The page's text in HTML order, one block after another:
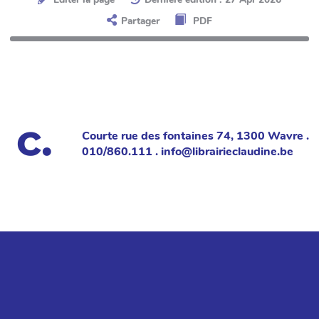
Partager
PDF
Courte rue des fontaines 74, 1300 Wavre .
010/860.111 . info@librairieclaudine.be